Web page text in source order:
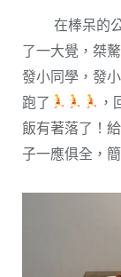
在棒呆的公
了一大覺，桀
發小同學，發
跑了
飯有著落了！
子一應俱全，